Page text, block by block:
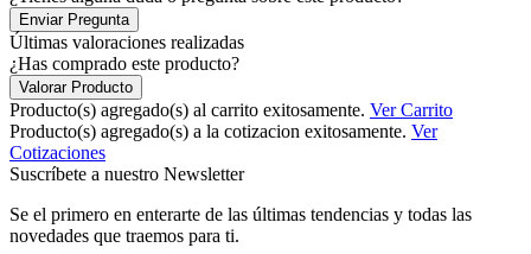
Enviar Pregunta
Últimas valoraciones realizadas
¿Has comprado este producto?
Valorar Producto
Producto(s) agregado(s) al carrito exitosamente. Ver Carrito
Producto(s) agregado(s) a la cotizacion exitosamente. Ver
Cotizaciones
Suscríbete a nuestro Newsletter
Se el primero en enterarte de las últimas tendencias y todas las
novedades que traemos para ti.